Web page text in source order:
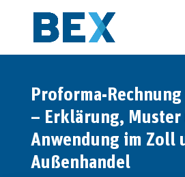
Proforma-
– Erklärung, Muster
Anwendung im Zoll
Außenhandel